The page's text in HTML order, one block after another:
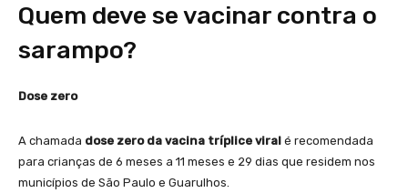
Quem deve se vacinar contra o
sarampo?
Dose zero
A chamada dose zero da vacina tríplice viral é recomendada
para crianças de 6 meses a 11 meses e 29 dias que residem nos
municípios de São Paulo e Guarulhos.